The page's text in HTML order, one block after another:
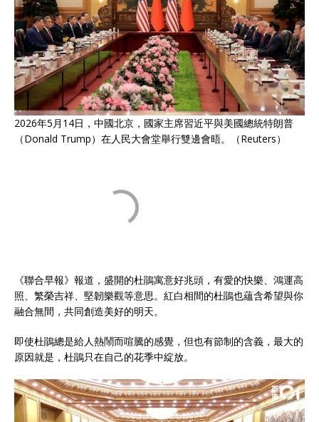
2026年5月14日，中國北京，國家主席習近平與美國總統特朗普
（Donald Trump）在人民大會堂舉行雙邊會晤。（Reuters）
《聯合早報》報道，盛開的杜鵑寓意好兆頭，有愛的快樂、鴻運高
照、繁榮吉祥、堅韌樂觀等意思。紅白相間的杜鵑也蘊含希望與你
融合無間，共同創造美好的明天。
即使杜鵑總是給人熱鬧而喧騰的感覺，但也有節制的含義，最大的
原因就是，杜鵑只在自己的花季中綻放。